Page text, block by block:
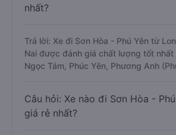
nhất?
Trả lời: Xe đi Sơn Hòa - Phú Yên từ
Nai được đánh giá chất lượng tốt nhất
Ngọc Tám, Phúc Yên, Phương Anh
Câu hỏi: Xe nào đi Sơn Hòa -
giá rẻ nhất?